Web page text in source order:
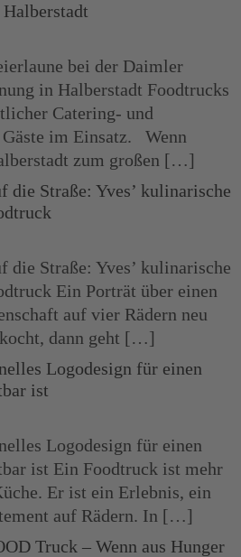
bei der Daimler
in Halberstadt Foodtrucks
Catering- und
im Einsatz. Wenn
zum großen […]
die Straße: Yves’ kulinarische
die Straße: Yves’ kulinarische
Ein Porträt über einen
auf vier Rädern neu
dann geht […]
Logodesign für einen
ist
Logodesign für einen
ist Ein Foodtruck ist mehr
Er ist ein Erlebnis, ein
auf Rädern. In […]
Truck – Wenn aus Hunger